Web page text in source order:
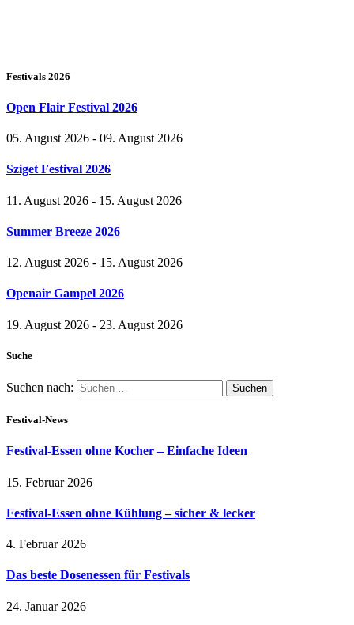
Festivals 2026
Open Flair Festival 2026
05. August 2026 - 09. August 2026
Sziget Festival 2026
11. August 2026 - 15. August 2026
Summer Breeze 2026
12. August 2026 - 15. August 2026
Openair Gampel 2026
19. August 2026 - 23. August 2026
Suche
Suchen nach:
Festival-News
Festival-Essen ohne Kocher – Einfache Ideen
15. Februar 2026
Festival-Essen ohne Kühlung – sicher & lecker
4. Februar 2026
Das beste Dosenessen für Festivals
24. Januar 2026